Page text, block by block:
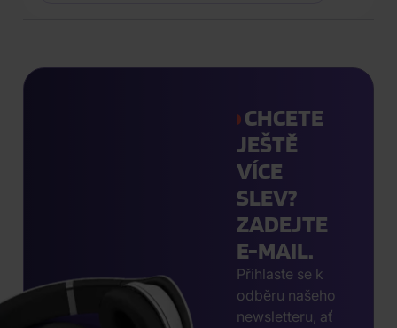
CHCETE
JEŠTĚ
VÍCE
SLEV?
ZADEJTE
E-MAIL.
Přihlaste se k
odběru našeho
newsletteru, ať